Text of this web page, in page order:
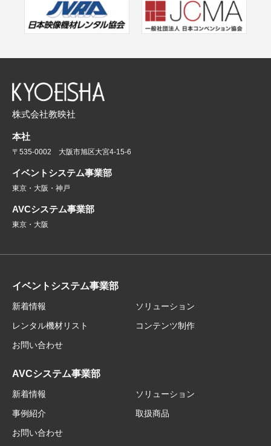
株式会社教映社
本社
〒535-0002 大阪市旭区大宮4-15-6
イベントシステム事業部
東京・大阪・神戸
AVCシステム事業部
東京・大阪
イベントシステム事業部
新着情報
ソリューション
レンタル機材リスト
コンテンツ制作
お問い合わせ
AVCシステム事業部
新着情報
ソリューション
事例紹介
取扱商品
お問い合わせ